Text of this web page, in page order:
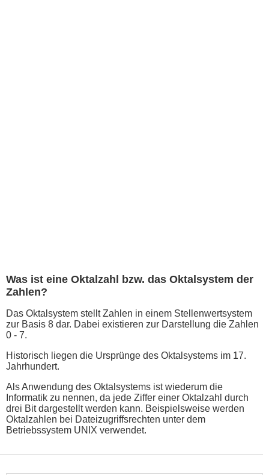
Was ist eine Oktalzahl bzw. das Oktalsystem der
Zahlen?
Das Oktalsystem stellt Zahlen in einem Stellenwertsystem
zur Basis 8 dar. Dabei existieren zur Darstellung die Zahlen
0 - 7.
Historisch liegen die Ursprünge des Oktalsystems im 17.
Jahrhundert.
Als Anwendung des Oktalsystems ist wiederum die
Informatik zu nennen, da jede Ziffer einer Oktalzahl durch
drei Bit dargestellt werden kann. Beispielsweise werden
Oktalzahlen bei Dateizugriffsrechten unter dem
Betriebssystem UNIX verwendet.